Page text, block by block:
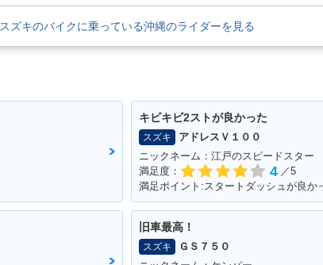
スズキのバイクに乗っている沖縄のライダーを見る
キビキビ2ストが良かった
スズキ
アドレスＶ１００
ニックネーム：江戸のスピードスター
満足度：
4 ／5
旧車最高！
スズキ
ＧＳ７５０